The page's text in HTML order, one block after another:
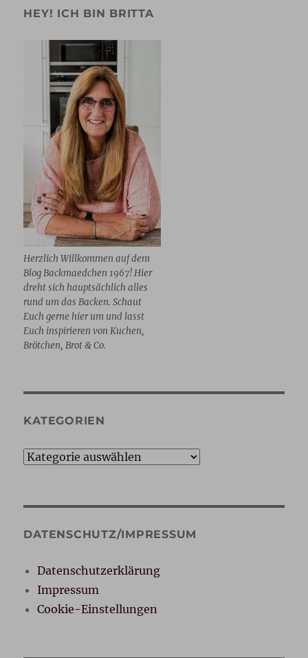
HEY! ICH BIN BRITTA
Herzlich Willkommen auf dem
Blog Backmaedchen 1967! Hier
dreht sich hauptsächlich alles
rund um das Backen. Schaut
Euch gerne hier um und lasst
Euch inspirieren von Kuchen,
Brötchen, Brot & Co.
KATEGORIEN
Kategorien
DATENSCHUTZ/IMPRESSUM
Datenschutzerklärung
Impressum
Cookie-Einstellungen